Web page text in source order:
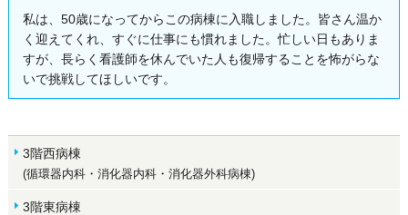
私は、50歳になってからこの病棟に入職しました。皆さん温か
く迎えてくれ、すぐに仕事にも慣れました。忙しい日もありま
すが、長らく看護師を休んでいた人も復帰することを怖がらな
いで挑戦してほしいです。
3階西病棟
(循環器内科・消化器内科・消化器外科病棟)
3階東病棟